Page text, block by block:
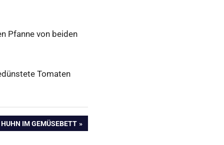
Pfanne von beiden
Tomaten
IM GEMÜSEBETT